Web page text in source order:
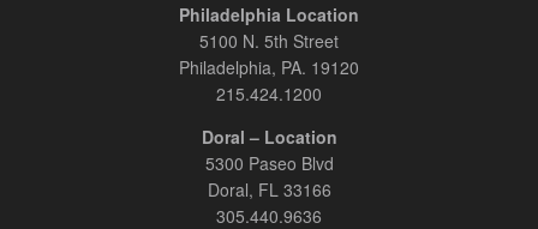
Philadelphia Location
5100 N. 5th Street
Philadelphia, PA. 19120
215.424.1200
Doral – Location
5300 Paseo Blvd
Doral, FL 33166
305.440.9636